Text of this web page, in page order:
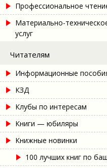
Профессиональное
Материально-
услуг
Читателям
Информационные
КЗД
Клубы по интересам
Книги — юбиляры
Книжные новинки
100 лучших книг по